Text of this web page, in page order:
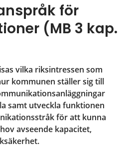
för
(MB 3 kap.
vilka riksintressen som
kommunen ställer sig till
samt utveckla funktionen
för att kunna
avseende kapacitet,